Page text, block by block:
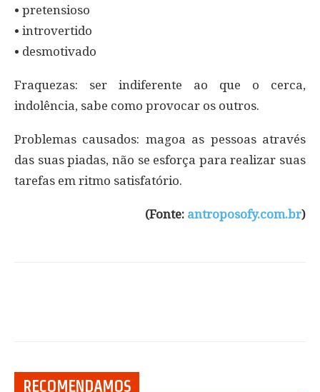
• pretensioso
• introvertido
• desmotivado
Fraquezas: ser indiferente ao que o cerca,
indolência, sabe como provocar os outros.
Problemas causados: magoa as pessoas através
das suas piadas, não se esforça para realizar suas
tarefas em ritmo satisfatório.
(Fonte: antroposofy.com.br)
RECOMENDAMOS